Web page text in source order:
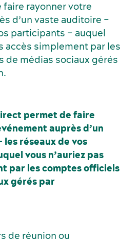
rayonner votre
d’un vaste auditoire –
participants – auquel
accès simplement par les
de médias sociaux gérés
permet de faire
auprès d’un
réseaux de vos
vous n’auriez pas
par les comptes officiels
gérés par
de réunion ou